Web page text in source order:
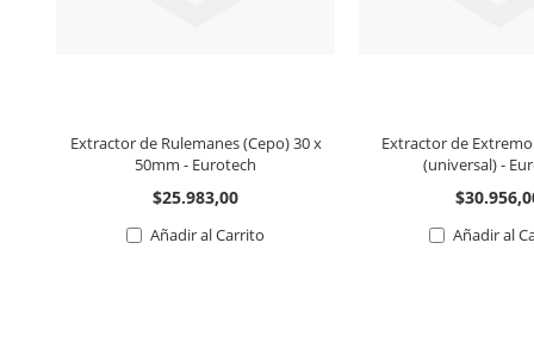
Extractor de Rulemanes (Cepo) 30 x
50mm - Eurotech
$25.983,00
Añadir al Carrito
Extractor de
(universal) -
Añadir al